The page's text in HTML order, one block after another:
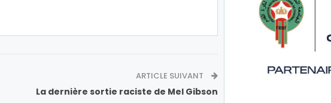
ARTICLE SUIVANT
La dernière sortie raciste de Mel Gibson